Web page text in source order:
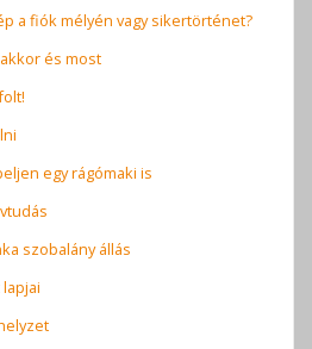
a fiók mélyén vagy sikertörténet?
és most
egy rágómaki is
szobalány állás